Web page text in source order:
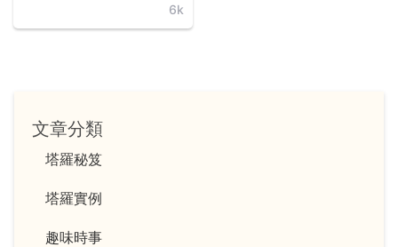
6k
文章分類
塔羅秘笈
塔羅實例
趣味時事